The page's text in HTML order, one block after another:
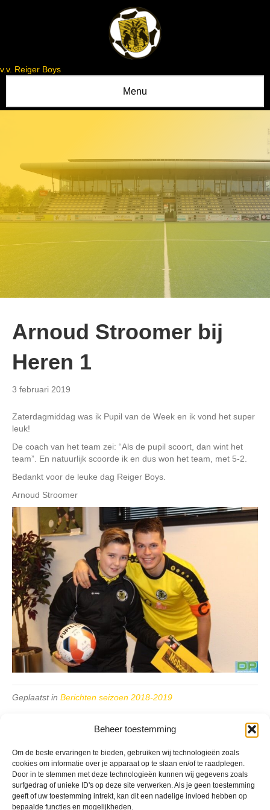
Beheer toestemming
Om de beste ervaringen te bieden, gebruiken wij technologieën zoals
cookies om informatie over je apparaat op te slaan en/of te raadplegen.
Door in te stemmen met deze technologieën kunnen wij gegevens zoals
surfgedrag of unieke ID's op deze site verwerken. Als je geen toestemming
geeft of uw toestemming intrekt, kan dit een nadelige invloed hebben op
bepaalde functies en mogelijkheden.
v.v. Reiger Boys
Menu
Arnoud Stroomer bij
Heren 1
3 februari 2019
Zaterdagmiddag was ik Pupil van de Week en ik vond het super
leuk!
De coach van het team zei: “Als de pupil scoort, dan wint het
team”. En natuurlijk scoorde ik en dus won het team, met 5-2.
Bedankt voor de leuke dag Reiger Boys.
Arnoud Stroomer
Geplaatst in Berichten seizoen 2018-2019
VV Reiger Boys
De Wending, Lotte Beesedijk 1
1705 NA Heerhugowaard